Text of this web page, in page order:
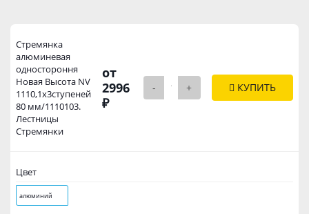
Стремянка
алюминевая
одностороння
Новая Высота NV
1110,1х3ступеней
80 мм/1110103.
Лестницы
Стремянки
от
2996
₽
- + КУПИТЬ
Цвет
алюминий